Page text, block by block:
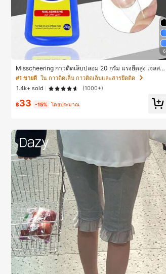
6
Misscheering กาวติดเล็บปลอม 20 กรัม แรงยึดสูง เจลสติก
เกอร์เล็บนุ่ม แห้งเร็ว เหมาะสำหรับผู้เริ่มต้นทำเล็บ ติดทนนา
น
#1 ขายดี ใน กาวติดเล็บ กาวติดเล็บและสารยึดติด
1.4k+ sold
(1000+)
฿33 -15% โดยประมาณ